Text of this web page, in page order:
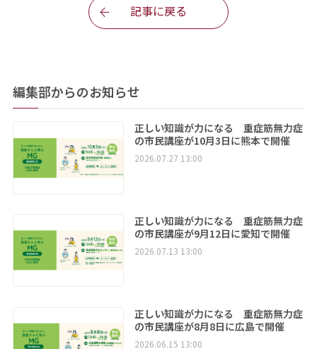
記事に戻る
編集部からのお知らせ
正しい知識が力になる 重症筋無力症
の市民講座が10月3日に熊本で開催
2026.07.27 13:00
正しい知識が力になる 重症筋無力症
の市民講座が9月12日に愛知で開催
2026.07.13 13:00
正しい知識が力になる 重症筋無力症
の市民講座が8月8日に広島で開催
2026.06.15 13:00